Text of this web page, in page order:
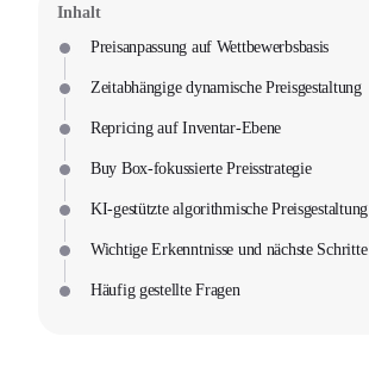
Inhalt
Preisanpassung auf Wettbewerbsbasis
Zeitabhängige dynamische Preisgestaltung
Repricing auf Inventar-Ebene
Buy Box-fokussierte Preisstrategie
KI-gestützte algorithmische Preisgestaltung
Wichtige Erkenntnisse und nächste Schritte
Häufig gestellte Fragen